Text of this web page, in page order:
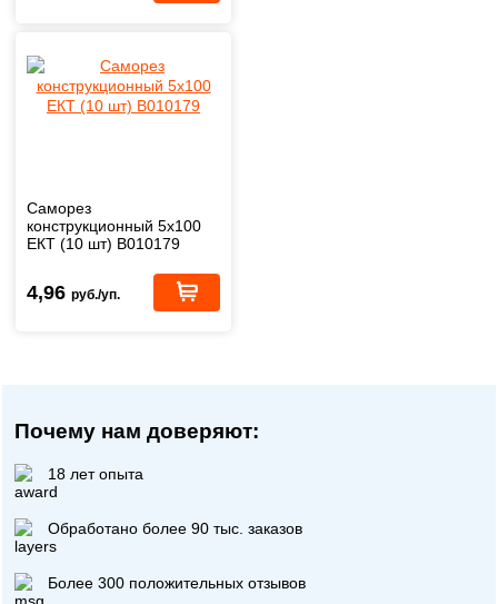
Саморез
конструкционный 5х100
ЕКТ (10 шт) B010179
4,96 руб./уп.
Почему нам доверяют:
18 лет опыта
Обработано более 90 тыс. заказов
Более 300 положительных отзывов